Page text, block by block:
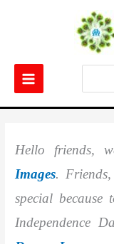
Hello friends,
Images.
special
Independence